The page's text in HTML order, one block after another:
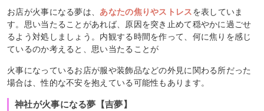
お店が火事になる夢は、 あなたの焦りやストレスを表していま
す。思い当たることがあれば、原因を突き止めて穏やかに過ごせ
るよう対処しましょう。内観する時間を作って、何に焦りを感じ
ているのか考えると、思い当たることが
火事になっているお店が服や装飾品などの外見に関わる所だった
場合は、性的な不安を抱えている可能性もあります。
神社が火事になる夢【吉夢】